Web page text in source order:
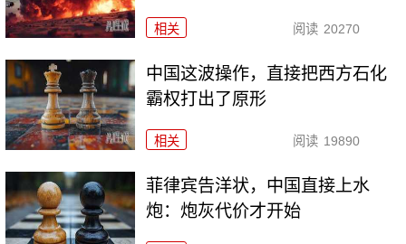
相关 阅读 20270
中国这波操作，直接把西方石化
霸权打出了原形
相关 阅读 19890
菲律宾告洋状，中国直接上水
炮：炮灰代价才开始